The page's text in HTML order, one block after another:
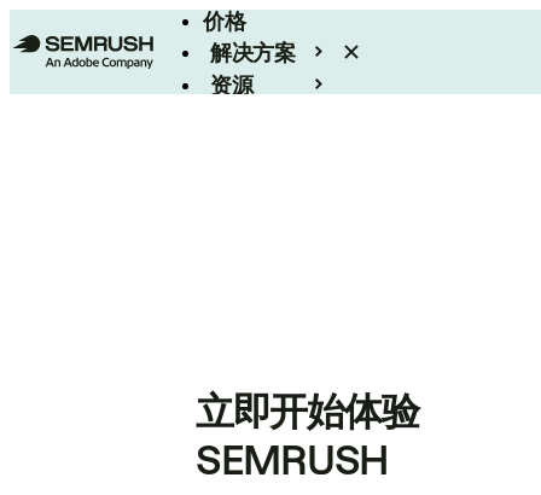
价格
解决方案
资源
立即开始体验
SEMRUSH